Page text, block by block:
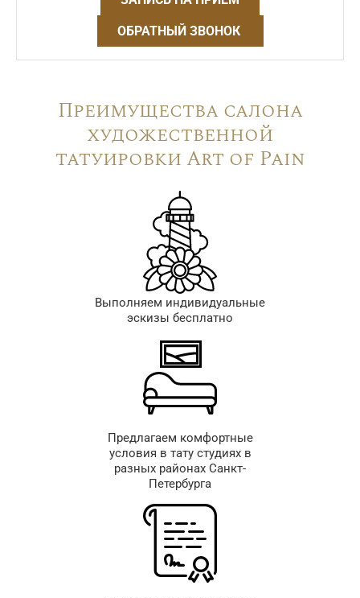
ОБРАТНЫЙ ЗВОНОК
Преимущества салона
художественной
татуировки Art of Pain
Выполняем индивидуальные
эскизы бесплатно
Предлагаем комфортные
условия в тату студиях в
разных районах Санкт-
Петербурга